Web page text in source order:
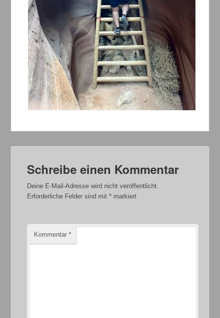
Schreibe einen Kommentar
Deine E-Mail-Adresse wird nicht veröffentlicht.
Erforderliche Felder sind mit* markiert
Kommentar*